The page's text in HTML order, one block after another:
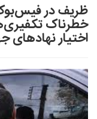
ظریف در
خطرناک
اختیار نهادهای